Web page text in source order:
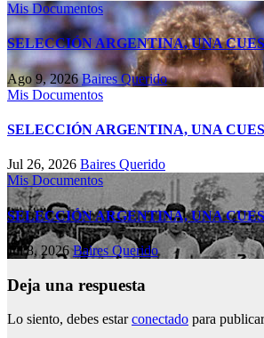
Mis Documentos
SELECCIÓN ARGENTINA, UNA
Ago 9, 2026Baires Querido
Mis Documentos
SELECCIÓN ARGENTINA, UNA
Jul 26, 2026 Baires Querido
Mis Documentos
SELECCIÓN ARGENTINA, UNA
Jul 8, 2026Baires Querido
Deja una respuesta
Lo siento, debes estarconectado para